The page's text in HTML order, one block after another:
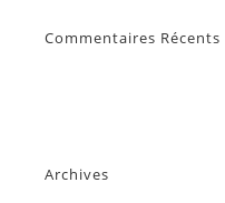
Commentaires Récents
Archives